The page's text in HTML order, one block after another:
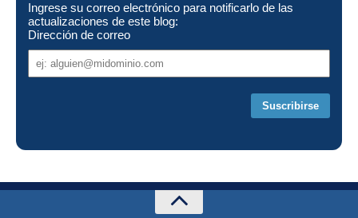
Ingrese su correo electrónico para notificarlo de las
actualizaciones de este blog:
Dirección de correo
Dirección
de